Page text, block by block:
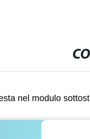
nel modulo